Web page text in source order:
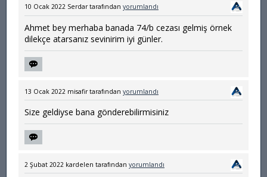
10 Ocak 2022 Serdar tarafından yorumlandı
Ahmet bey merhaba banada 74/b cezası gelmiş örnek
dilekçe atarsanız sevinirim iyi günler.
13 Ocak 2022 misafir tarafından yorumlandı
Size geldiyse bana gönderebilirmisiniz
2 Şubat 2022 kardelen tarafından yorumlandı